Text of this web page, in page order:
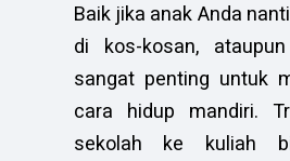
Baik jika anak Anda
di kos-kosan,
sangat penting untuk
cara hidup mandiri.
sekolah ke kuliah